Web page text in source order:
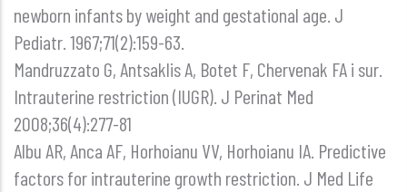
newborn infants by weight and gestational age. J
Pediatr. 1967;71(2):159-63.
Mandruzzato G, Antsaklis A, Botet F, Chervenak FA i sur.
Intrauterine restriction (IUGR). J Perinat Med
2008;36(4):277-81
Albu AR, Anca AF, Horhoianu VV, Horhoianu IA. Predictive
factors for intrauterine growth restriction. J Med Life